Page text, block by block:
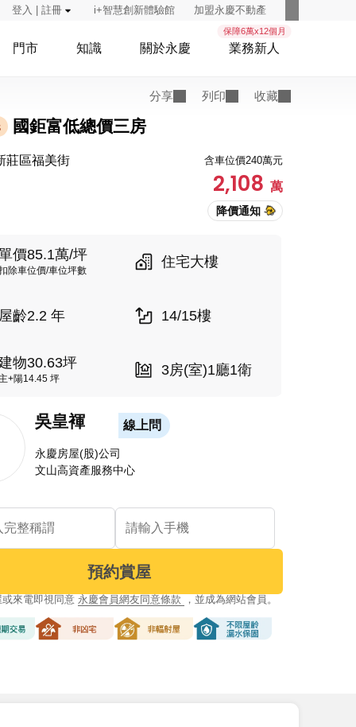
登入 | 註冊 i+智慧創新體驗館 加盟永慶不動產
門市 知識 關於永慶
保障6萬x12個月
業務新人
分享 列印 收藏
國鉅富低總價三房
莊區福美街 含車位價240萬元
2,108 萬
價85.1萬/坪
除車位價/車位坪數
住宅大樓
齡2.2 年 14/15樓
物30.63坪
+陽14.45 坪
3房(室)1廳1衛
吳皇褌 線上問
永慶房屋(股)公司
文山高資產服務中心
預約賞屋
來電即視同意 永慶會員網友同意條款 ，並成為網站會員。